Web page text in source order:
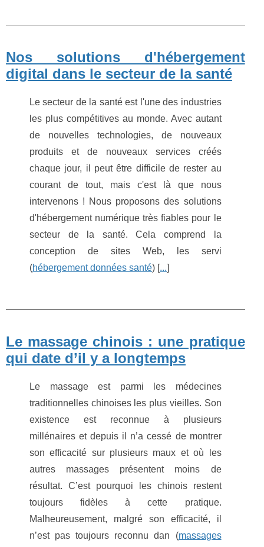
Nos solutions d'hébergement
digital dans le secteur de la santé
Le secteur de la santé est l'une des industries
les plus compétitives au monde. Avec autant
de nouvelles technologies, de nouveaux
produits et de nouveaux services créés
chaque jour, il peut être difficile de rester au
courant de tout, mais c'est là que nous
intervenons ! Nous proposons des solutions
d'hébergement numérique très fiables pour le
secteur de la santé. Cela comprend la
conception de sites Web, les servi
(hébergement données santé) [...]
Le massage chinois : une pratique
qui date d’il y a longtemps
Le massage est parmi les médecines
traditionnelles chinoises les plus vieilles. Son
existence est reconnue à plusieurs
millénaires et depuis il n’a cessé de montrer
son efficacité sur plusieurs maux et où les
autres massages présentent moins de
résultat. C’est pourquoi les chinois restent
toujours fidèles à cette pratique.
Malheureusement, malgré son efficacité, il
n’est pas toujours reconnu dan (massages